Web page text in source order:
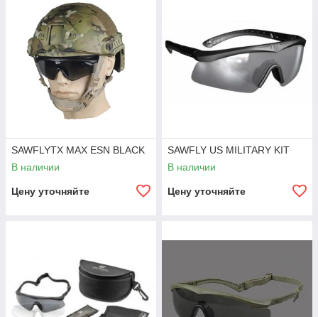
SAWFLYTX MAX ESN BLACK
В наличии
Цену уточняйте
SAWFLY US MILITARY KIT
В наличии
Цену уточняйте